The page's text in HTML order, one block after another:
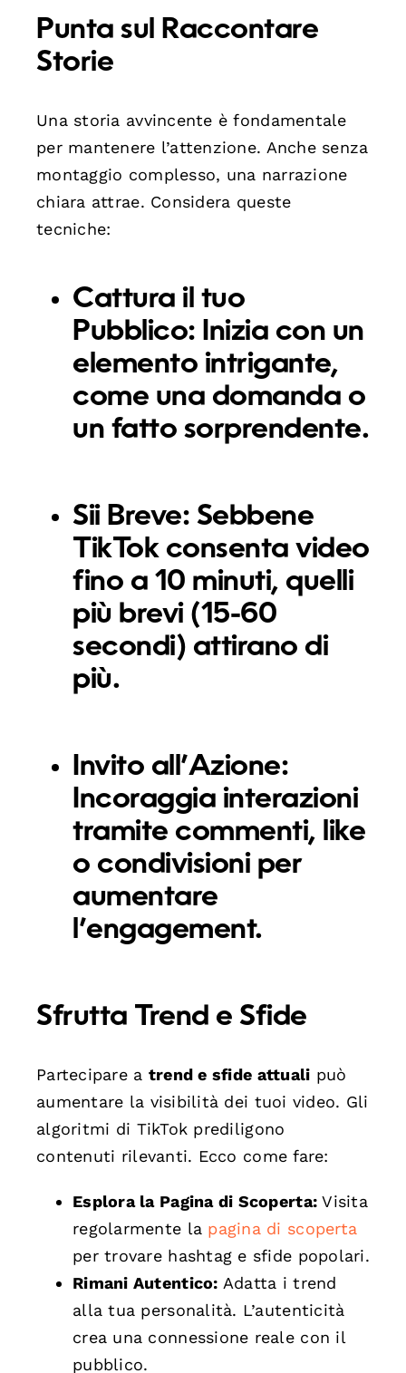
Punta sul Raccontare
Storie
Una storia avvincente è fondamentale
per mantenere l’attenzione. Anche senza
montaggio complesso, una narrazione
chiara attrae. Considera queste
tecniche:
Cattura il tuo
Pubblico: Inizia con un
elemento intrigante,
come una domanda o
un fatto sorprendente.
Sii Breve: Sebbene
TikTok consenta video
fino a 10 minuti, quelli
più brevi (15-60
secondi) attirano di
più.
Invito all’Azione:
Incoraggia interazioni
tramite commenti, like
o condivisioni per
aumentare
l’engagement.
Sfrutta Trend e Sfide
Partecipare a trend e sfide attuali può
aumentare la visibilità dei tuoi video. Gli
algoritmi di TikTok prediligono
contenuti rilevanti. Ecco come fare:
Esplora la Pagina di Scoperta: Visita
regolarmente la pagina di scoperta
per trovare hashtag e sfide popolari.
Rimani Autentico: Adatta i trend
alla tua personalità. L’autenticità
crea una connessione reale con il
pubblico.